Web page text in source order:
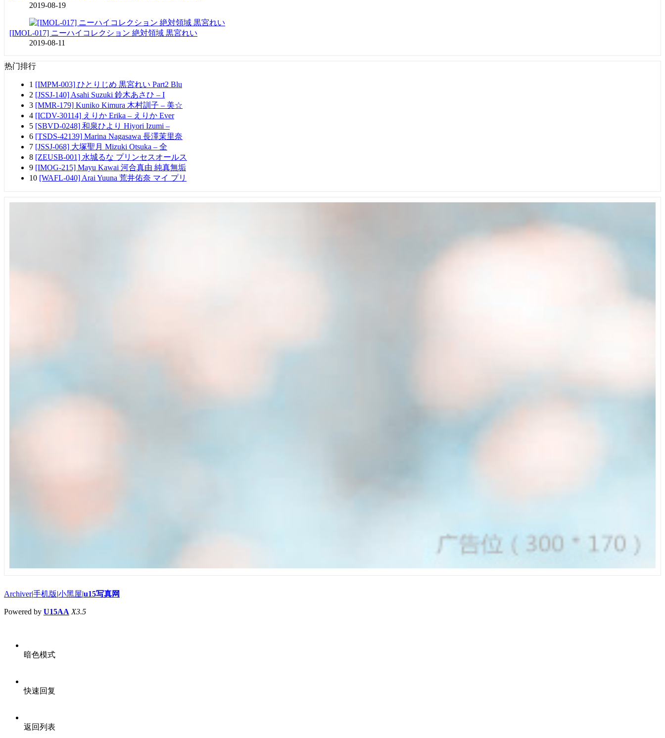
2019-08-19
[IMOL-017] ニーハイコレクション 絶対領域 黒宮れい
2019-08-11
热门排行
1 [IMPM-003] ひとりじめ 黒宮れい Part2 Blu
2 [JSSJ-140] Asahi Suzuki 鈴木あさひ – I
3 [MMR-179] Kuniko Kimura 木村訓子 – 美☆
4 [ICDV-30114] えりか Erika – えりか Ever
5 [SBVD-0248] 和泉ひより Hiyori Izumi –
6 [TSDS-42139] Marina Nagasawa 長澤茉里奈
7 [JSSJ-068] 大塚聖月 Mizuki Otsuka – 全
8 [ZEUSB-001] 水城るな プリンセスオールス
9 [IMOG-215] Mayu Kawai 河合真由 純真無垢
10 [WAFL-040] Arai Yuuna 荒井佑奈 マイ プリ
Archiver|手机版|小黑屋|u15写真网
Powered by U15AA X3.5
暗色模式
快速回复
返回列表